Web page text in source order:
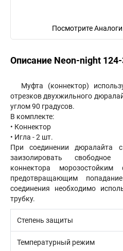
Посмотрите
Описание Neon-night
Муфта (коннектор)
отрезков двухжильного
углом 90 градусов.
В комплекте:
• Коннектор
• Игла - 2 шт.
При соединении дюралайта
заизолировать свободное
коннектора морозостойким
предотвращающим
соединения необходимо
трубку.
Степень защиты
Температурный режим